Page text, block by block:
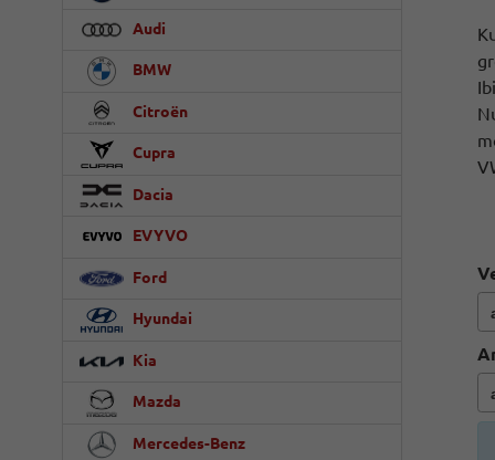
Audi
BMW
Citroën
Cupra
Dacia
EVYVO
Ford
Hyundai
Kia
Mazda
Mercedes-Benz